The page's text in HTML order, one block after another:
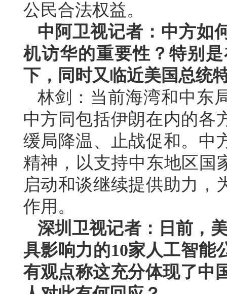
公民合法权益。
中阿卫视记者：中方如
机访华的重要性？特别
下，同时又临近美国总统
林剑：当前海湾和中东
中方同包括伊朗在内的各
缓局降温、止战促和。中
精神，以支持中东地区国
启动和谈继续提供助力，
作用。
深圳卫视记者：日前，
具影响力的10家人工智能
有观点称这充分体现了中